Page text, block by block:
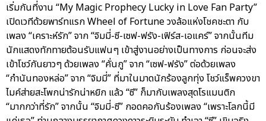
เริ่มกันที่งาน “My Magic Prophecy Lucky in Love Fan Party”
เปิดเวทีด้วยพาร์ทแรก Wheel of Fortune วงล้อแห่งโชคชะตา กับ
เพลง “เคราะห์รัก” จาก “จิมมี่-ซี-เซฟ-ฟรัง-เฟิร์ส-เอแคร์” จากนั้นทีม
นักแสดงทักทายต้อนรับแฟนๆ เข้าสู่งานอย่างเป็นทางการ ก่อนจะส่ง
เข้าโชว์กันยาวๆ ด้วยเพลง “คั่นกู” จาก “เซฟ-ฟรัง” ต่อด้วยเพลง
“กำนันทองหล่อ” จาก “จิมมี่” ที่มาในมาดนักร้องลูกทุ่ง โชว์แร็พควงขา
ไมค์ส่ายสะโพกน่ารักน่าหยิก แล้ว “ซี” ก็มากับเพลงสุดโรแมนติก
“มากกว่าที่รัก” จากนั้น “จิมมี่-ซี” กอดคอกันร้องเพลง “เพราะโลกนี้มี